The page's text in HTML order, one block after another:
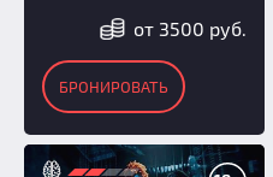
от 3500 руб.
БРОНИРОВАТЬ